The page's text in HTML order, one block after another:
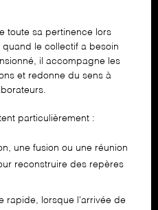
toute sa pertinence lors
quand le collectif a besoin
il accompagne les
et redonne du sens à
particulièrement :
une fusion ou une réunion
reconstruire des repères
rapide, lorsque l'arrivée de